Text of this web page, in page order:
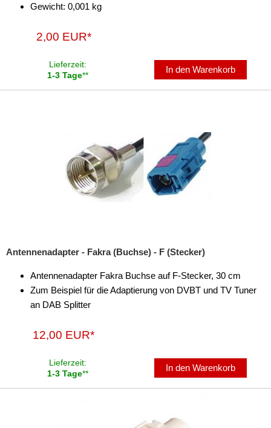
Gewicht: 0,001 kg
2,00 EUR*
Lieferzeit:
1-3 Tage**
In den Warenkorb
Antennenadapter - Fakra (Buchse) - F (Stecker)
Antennenadapter Fakra Buchse auf F-Stecker, 30 cm
Zum Beispiel für die Adaptierung von DVBT und TV Tuner
an DAB Splitter
12,00 EUR*
Lieferzeit:
1-3 Tage**
In den Warenkorb